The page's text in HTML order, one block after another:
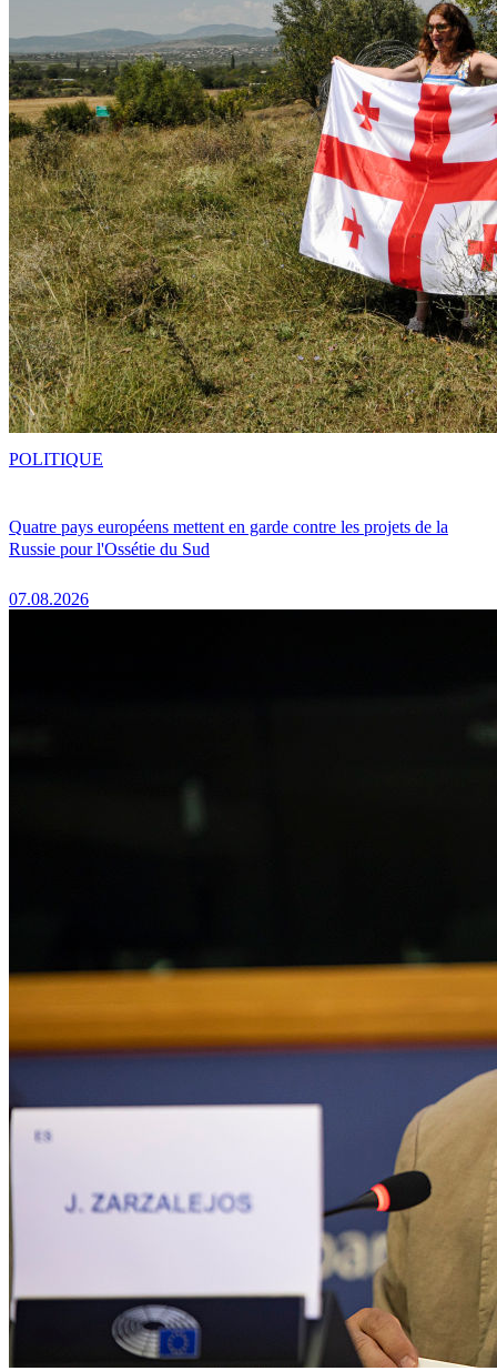
Quatre pays européens mettent en garde contre les projets de la
Russie pour l'Ossétie du Sud
07.08.2026
POLITIQUE